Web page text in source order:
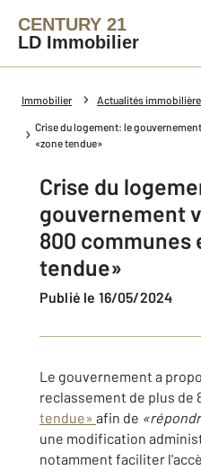
CENTURY 21
LD Immobilier
Immobilier Actualités
Crise du logement: le
«zone tendue»
Crise du
gouvernement
800 communes
tendue»
Publié le 16/05/2024
Le gouvernement a
reclassement de plus de
tendue» afin de
une modification
notamment faciliter